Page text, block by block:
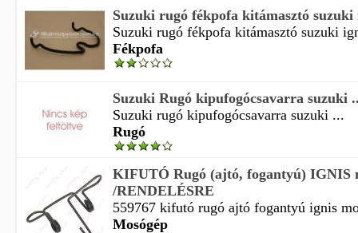
Suzuki rugó fékpofa kitámasztó
Suzuki rugó fékpofa kitámasztó suzuki
Fékpofa
Suzuki Rugó kipufogócsavarra suzuki
Suzuki rugó kipufogócsavarra suzuki ...
Rugó
KIFUTÓ Rugó (ajtó, fogantyú) IGNIS
/RENDELÉSRE
559767 kifutó rugó ajtó fogantyú ignis
Mosógép